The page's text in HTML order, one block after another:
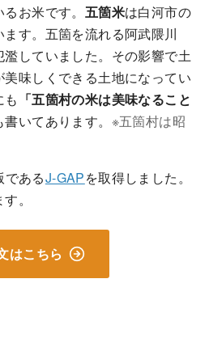
お米です。 五箇米は白河市の
す。五箇を流れる阿武隈川
していました。その影響で土
味しくできる土地になってい
も 「五箇村の米は美味なること
いてあります。 ※五箇村は昭
あるJ-GAPを取得しました。
。
はこちら